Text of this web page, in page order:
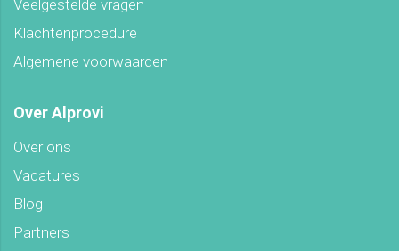
Veelgestelde vragen
Klachtenprocedure
Algemene voorwaarden
Over Alprovi
Over ons
Vacatures
Blog
Partners